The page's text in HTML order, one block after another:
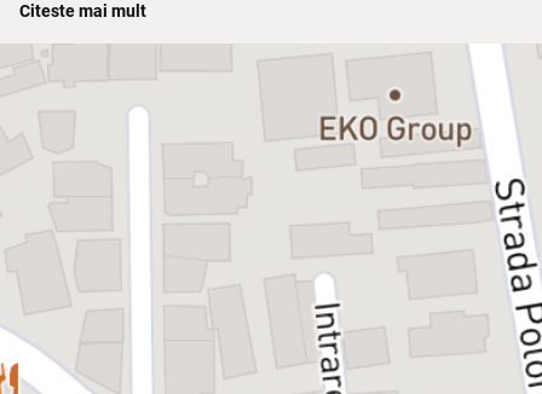
continuă să ne răscolească existenţa, pe care o credem sau vrem
cu disperare să o credem, plină de sens şi de evenimente
importante. Ionesco ne arată, fără menajamente, golul în care ne
zbatem, o imagine a omenirii în căutarea propriei identităţi şi a unui
scop care să ne justifice viaţa. Doi bătrâni îşi analizează cu
melancolie viaţa. Vorbesc, se agită şi aşteaptă, alintându-se cu
amintiri ratate. O analiză a ceea ce a fost fericirea şi nefericirea lor.
Trec fulgerător de la tristeţea fără gravitate la un entuziasm fără
durată, se mint, se ceartă şi se consolează reciproc. Un discurs
despre singurătatea în doi, despre ratarea în cuplu şi moartea de
unul singur.
Citeste mai mult